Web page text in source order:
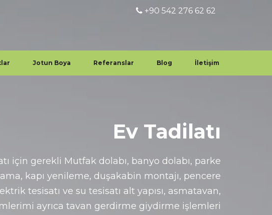
+90 542 276 62 62
Jotun Boya Referanslar Blog İletişim
Ev Tadilatı
için gerekli Mutfak dolabı, banyo dolabı, parke
kapı yenileme, duşakabin montajı, pencere
tesisatı ve su tesisatı alt yapısı, asmatavan,
ayrıca tavan gerdirme giydirme işlemleri